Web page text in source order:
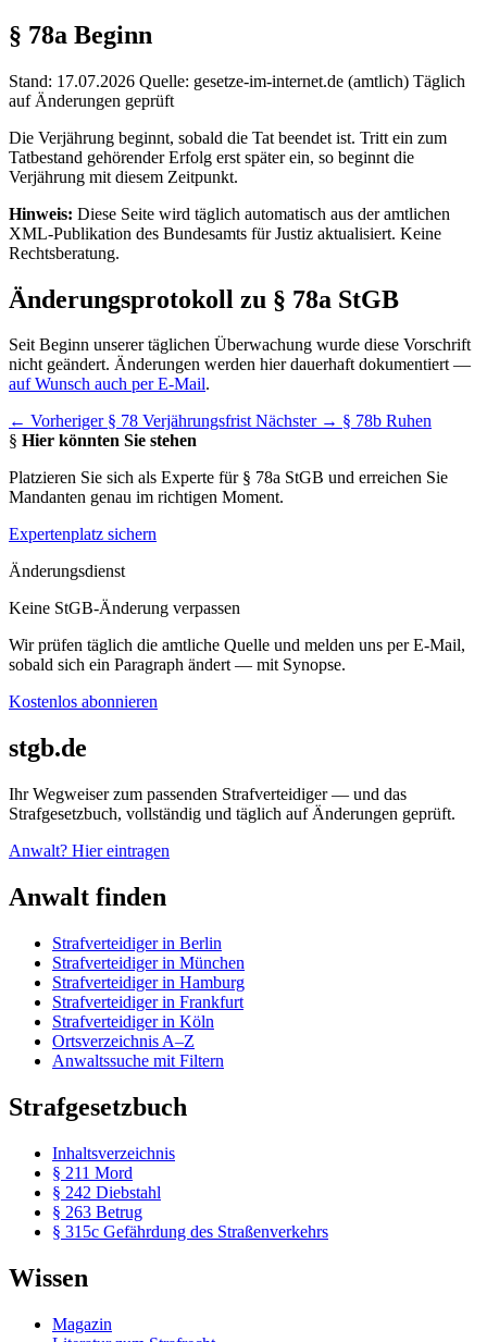
§ 78a Beginn
Stand: 17.07.2026 Quelle: gesetze-im-internet.de (amtlich) Täglich
auf Änderungen geprüft
Die Verjährung beginnt, sobald die Tat beendet ist. Tritt ein zum
Tatbestand gehörender Erfolg erst später ein, so beginnt die
Verjährung mit diesem Zeitpunkt.
Hinweis: Diese Seite wird täglich automatisch aus der amtlichen
XML-Publikation des Bundesamts für Justiz aktualisiert. Keine
Rechtsberatung.
Änderungsprotokoll zu § 78a StGB
Seit Beginn unserer täglichen Überwachung wurde diese Vorschrift
nicht geändert. Änderungen werden hier dauerhaft dokumentiert —
auf Wunsch auch per E-Mail.
← Vorheriger § 78 Verjährungsfrist Nächster → § 78b Ruhen
§ Hier könnten Sie stehen
Platzieren Sie sich als Experte für § 78a StGB und erreichen Sie
Mandanten genau im richtigen Moment.
Expertenplatz sichern
Änderungsdienst
Keine StGB-Änderung verpassen
Wir prüfen täglich die amtliche Quelle und melden uns per E-Mail,
sobald sich ein Paragraph ändert — mit Synopse.
Kostenlos abonnieren
stgb.de
Ihr Wegweiser zum passenden Strafverteidiger — und das
Strafgesetzbuch, vollständig und täglich auf Änderungen geprüft.
Anwalt? Hier eintragen
Anwalt finden
Strafverteidiger in Berlin
Strafverteidiger in München
Strafverteidiger in Hamburg
Strafverteidiger in Frankfurt
Strafverteidiger in Köln
Ortsverzeichnis A–Z
Anwaltssuche mit Filtern
Strafgesetzbuch
Inhaltsverzeichnis
§ 211 Mord
§ 242 Diebstahl
§ 263 Betrug
§ 315c Gefährdung des Straßenverkehrs
Wissen
Magazin